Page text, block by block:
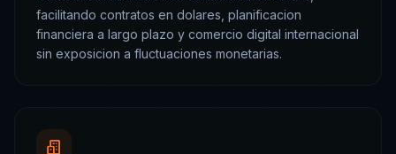
facilitando contratos en dolares, planificacion
financiera a largo plazo y comercio digital internacional
sin exposicion a fluctuaciones monetarias.